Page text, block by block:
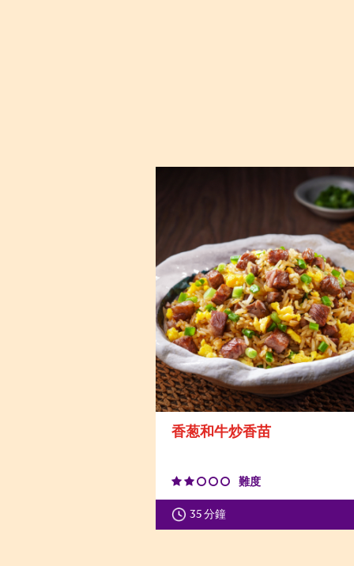
香葱和牛炒香苗
難度
35 分鐘